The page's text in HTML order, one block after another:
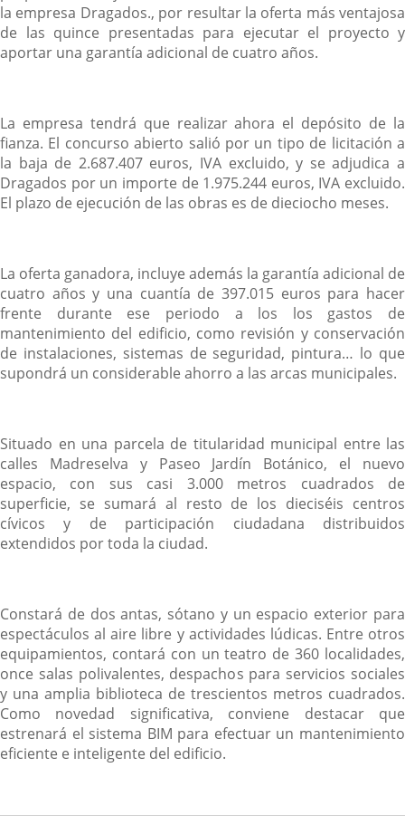
la empresa Dragados., por resultar la oferta más ventajosa
de las quince presentadas para ejecutar el proyecto y
aportar una garantía adicional de cuatro años.
La empresa tendrá que realizar ahora el depósito de la
fianza. El concurso abierto salió por un tipo de licitación a
la baja de 2.687.407 euros, IVA excluido, y se adjudica a
Dragados por un importe de 1.975.244 euros, IVA excluido.
El plazo de ejecución de las obras es de dieciocho meses.
La oferta ganadora, incluye además la garantía adicional de
cuatro años y una cuantía de 397.015 euros para hacer
frente durante ese periodo a los los gastos de
mantenimiento del edificio, como revisión y conservación
de instalaciones, sistemas de seguridad, pintura… lo que
supondrá un considerable ahorro a las arcas municipales.
Situado en una parcela de titularidad municipal entre las
calles Madreselva y Paseo Jardín Botánico, el nuevo
espacio, con sus casi 3.000 metros cuadrados de
superficie, se sumará al resto de los dieciséis centros
cívicos y de participación ciudadana distribuidos
extendidos por toda la ciudad.
Constará de dos antas, sótano y un espacio exterior para
espectáculos al aire libre y actividades lúdicas. Entre otros
equipamientos, contará con un teatro de 360 localidades,
once salas polivalentes, despachos para servicios sociales
y una amplia biblioteca de trescientos metros cuadrados.
Como novedad significativa, conviene destacar que
estrenará el sistema BIM para efectuar un mantenimiento
eficiente e inteligente del edificio.